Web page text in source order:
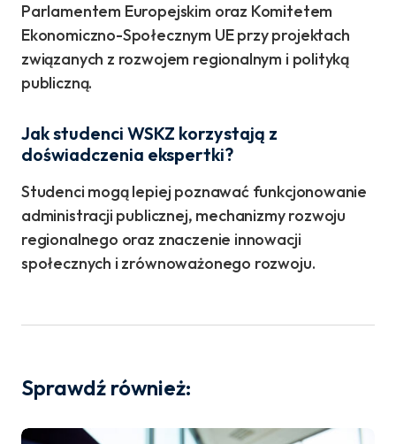
Parlamentem Europejskim oraz Komitetem
Ekonomiczno-Społecznym UE przy projektach
związanych z rozwojem regionalnym i polityką
publiczną.
Jak studenci WSKZ korzystają z
doświadczenia ekspertki?
Studenci mogą lepiej poznawać funkcjonowanie
administracji publicznej, mechanizmy rozwoju
regionalnego oraz znaczenie innowacji
społecznych i zrównoważonego rozwoju.
Sprawdź również: